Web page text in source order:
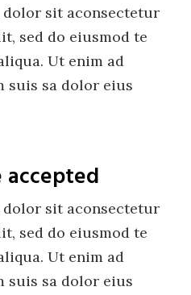
sit aconsectetur
sed do eiusmod te
Ut enim ad
suis sa dolor eius
accepted
sit aconsectetur
sed do eiusmod te
Ut enim ad
suis sa dolor eius